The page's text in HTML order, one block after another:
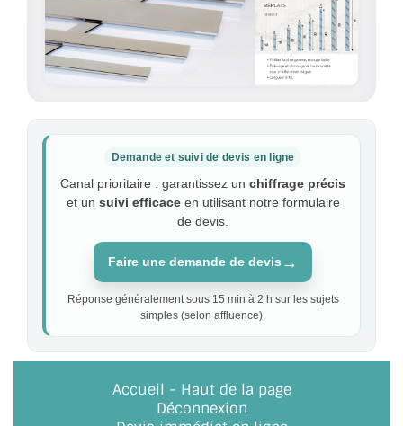
Demande et suivi de devis en ligne
Canal prioritaire : garantissez un chiffrage précis
et un suivi efficaceen utilisant notre formulaire
de devis.
Faire une demande de devis →
Réponse généralement sous 15 min à 2 h sur les sujets
simples (selon affluence).
Accueil - Haut de la page
Déconnexion